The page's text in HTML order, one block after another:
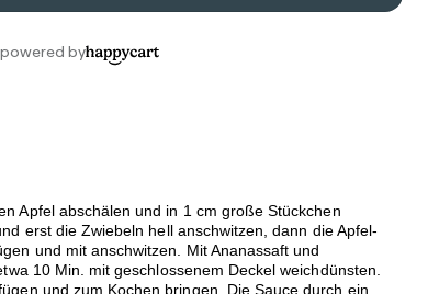
Apfel abschälen und in 1 cm große Stückchen
erst die Zwiebeln hell anschwitzen, dann die Apfel-
und mit anschwitzen. Mit Ananassaft und
10 Min. mit geschlossenem Deckel weichdünsten.
und zum Kochen bringen. Die Sauce durch ein